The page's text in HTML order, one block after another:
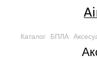
Каталог БПЛА